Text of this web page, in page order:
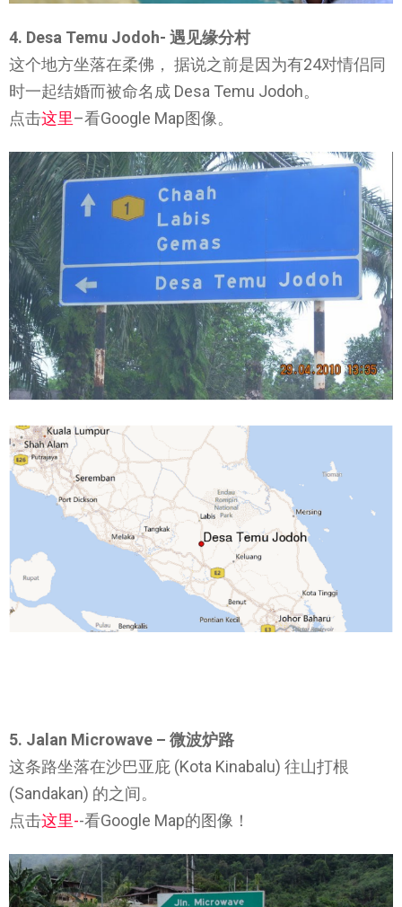
4. Desa Temu Jodoh- 遇见缘分村
这个地方坐落在柔佛， 据说之前是因为有24对情侣同
时一起结婚而被命名成 Desa Temu Jodoh。
点击这里–看Google Map图像。
5. Jalan Microwave – 微波炉路
这条路坐落在沙巴亚庇 (Kota Kinabalu) 往山打根
(Sandakan) 的之间。
点击这里--看Google Map的图像！